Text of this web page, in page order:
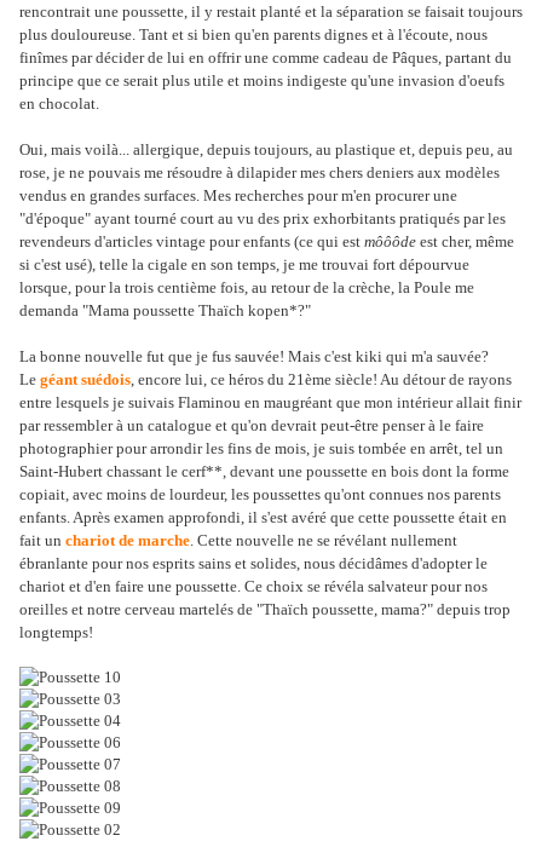
rencontrait une poussette, il y restait planté et la séparation se faisait toujours
plus douloureuse. Tant et si bien qu'en parents dignes et à l'écoute, nous
finîmes par décider de lui en offrir une comme cadeau de Pâques, partant du
principe que ce serait plus utile et moins indigeste qu'une invasion d'oeufs
en chocolat.
Oui, mais voilà... allergique, depuis toujours, au plastique et, depuis peu, au
rose, je ne pouvais me résoudre à dilapider mes chers deniers aux modèles
vendus en grandes surfaces. Mes recherches pour m'en procurer une
"d'époque" ayant tourné court au vu des prix exhorbitants pratiqués par les
revendeurs d'articles vintage pour enfants (ce qui est môôôde est cher, même
si c'est usé), telle la cigale en son temps, je me trouvai fort dépourvue
lorsque, pour la trois centième fois, au retour de la crèche, la Poule me
demanda "Mama poussette Thaïch kopen*?"
La bonne nouvelle fut que je fus sauvée! Mais c'est kiki qui m'a sauvée?
Le géant suédois, encore lui, ce héros du 21ème siècle! Au détour de rayons
entre lesquels je suivais Flaminou en maugréant que mon intérieur allait finir
par ressembler à un catalogue et qu'on devrait peut-être penser à le faire
photographier pour arrondir les fins de mois, je suis tombée en arrêt, tel un
Saint-Hubert chassant le cerf**, devant une poussette en bois dont la forme
copiait, avec moins de lourdeur, les poussettes qu'ont connues nos parents
enfants. Après examen approfondi, il s'est avéré que cette poussette était en
fait un chariot de marche. Cette nouvelle ne se révélant nullement
ébranlante pour nos esprits sains et solides, nous décidâmes d'adopter le
chariot et d'en faire une poussette. Ce choix se révéla salvateur pour nos
oreilles et notre cerveau martelés de "Thaïch poussette, mama?" depuis trop
longtemps!